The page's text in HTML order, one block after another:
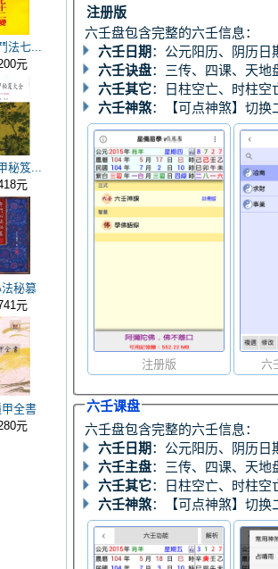
法七...
元
秘笈...
元
秘篡
元
全書
元
注册版
六壬盘包含完整的六壬信息：
六壬日期 ：公元阳历、阴历日
六壬诀盘：三传、四课、天地
六壬其它：日柱空亡、时柱空
六壬神煞：【可点神煞】切换
注册版 六
六壬课盘
六壬盘包含完整的六壬信息：
六壬日期 ：公元阳历、阴历日
六壬主盘：三传、四课、天地
六壬其它：日柱空亡、时柱空
六壬神煞：【可点神煞】切换